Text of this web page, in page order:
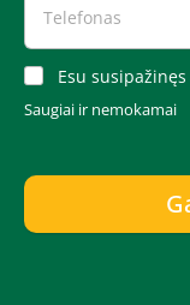
Esu
Saugiai ir nemokamai